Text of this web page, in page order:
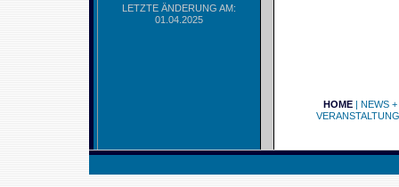
LETZTE ÄNDERUNG AM:
01.04.2025
HOME| NEWS